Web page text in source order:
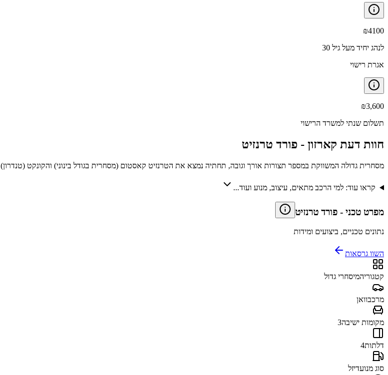
₪4100
לנהג יחיד מעל גיל 30
אגרת רישוי
₪3,600
תשלום שנתי למשרד הרישוי
חוות דעת קארזון - פורד טרנזיט
מסחרית גדולה המשווקת במספר תצורות אורך וגובה, תחתיה נמצא את הטרנזיט קאסטום (מסחרית בגודל בינוני) והקונקט (טנדרון)
קראו עוד: למי הרכב מתאים, עיצוב, מנוע ועוד...
מפרט טכני - פורד טרנזיט
נתונים טכניים, ביצועים ומידות
השוו גרסאות
קטגוריהמיסחרי גדול
מרכבוואן
מקומות ישיבה3
דלתות4
סוג מנועדיזל